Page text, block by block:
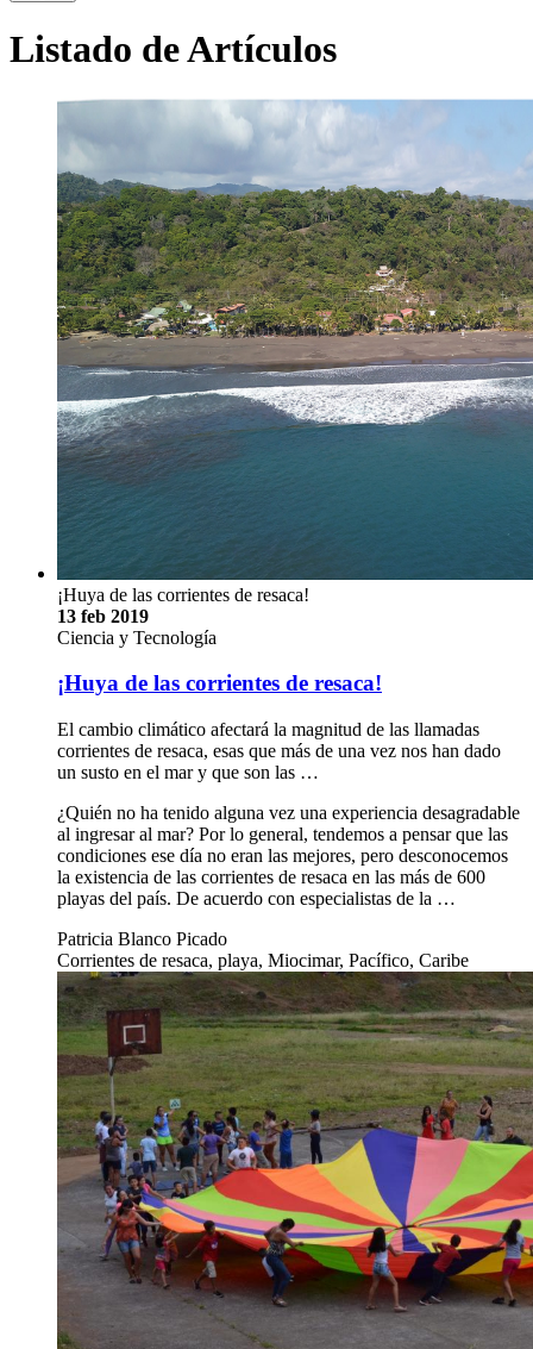
Listado de Artículos
¡Huya de las corrientes de resaca!
13 feb 2019
Ciencia y Tecnología
¡Huya de las corrientes de resaca!
El cambio climático afectará la magnitud de las llamadas
corrientes de resaca, esas que más de una vez nos han dado
un susto en el mar y que son las …
¿Quién no ha tenido alguna vez una experiencia desagradable
al ingresar al mar? Por lo general, tendemos a pensar que las
condiciones ese día no eran las mejores, pero desconocemos
la existencia de las corrientes de resaca en las más de 600
playas del país. De acuerdo con especialistas de la …
Patricia Blanco Picado
Corrientes de resaca, playa, Miocimar, Pacífico, Caribe